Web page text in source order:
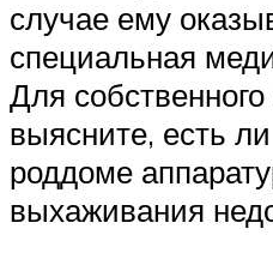
случае ему
специальная
Для
выясните, есть
роддоме
выхаживания